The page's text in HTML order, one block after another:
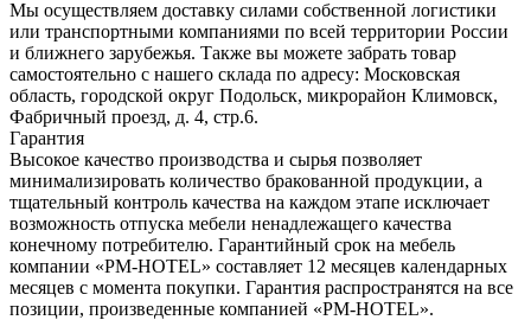
Мы осуществляем доставку силами собственной логистики
или транспортными компаниями по всей территории России
и ближнего зарубежья. Также вы можете забрать товар
самостоятельно с нашего склада по адресу: Московская
область, городcкой округ Подольск, микрорайон Климовск,
Фабричный проезд, д. 4, стр.6.
Гарантия
Высокое качество производства и сырья позволяет
минимализировать количество бракованной продукции, а
тщательный контроль качества на каждом этапе исключает
возможность отпуска мебели ненадлежащего качества
конечному потребителю. Гарантийный срок на мебель
компании «PM-HOTEL» составляет 12 месяцев календарных
месяцев с момента покупки. Гарантия распространятся на все
позиции, произведенные компанией «PM-HOTEL».